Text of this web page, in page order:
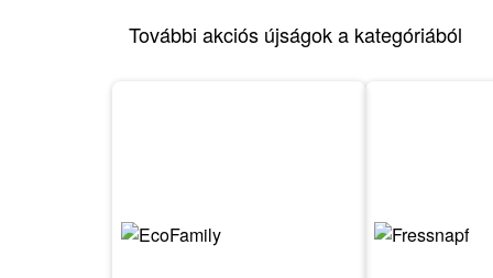
További akciós újságok a kategóriából